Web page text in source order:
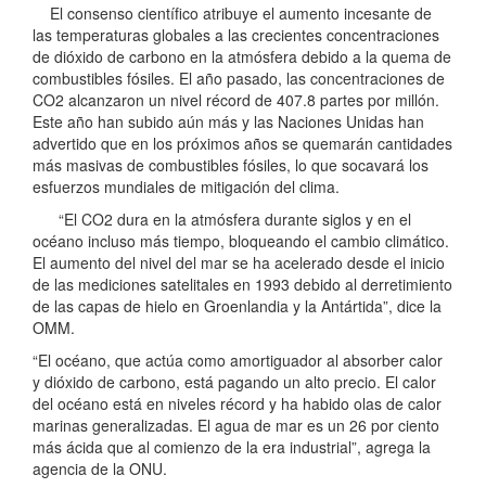
El consenso científico atribuye el aumento incesante de
las temperaturas globales a las crecientes concentraciones
de dióxido de carbono en la atmósfera debido a la quema de
combustibles fósiles. El año pasado, las concentraciones de
CO2 alcanzaron un nivel récord de 407.8 partes por millón.
Este año han subido aún más y las Naciones Unidas han
advertido que en los próximos años se quemarán cantidades
más masivas de combustibles fósiles, lo que socavará los
esfuerzos mundiales de mitigación del clima.
“El CO2 dura en la atmósfera durante siglos y en el
océano incluso más tiempo, bloqueando el cambio climático.
El aumento del nivel del mar se ha acelerado desde el inicio
de las mediciones satelitales en 1993 debido al derretimiento
de las capas de hielo en Groenlandia y la Antártida”, dice la
OMM.
“El océano, que actúa como amortiguador al absorber calor
y dióxido de carbono, está pagando un alto precio. El calor
del océano está en niveles récord y ha habido olas de calor
marinas generalizadas. El agua de mar es un 26 por ciento
más ácida que al comienzo de la era industrial”, agrega la
agencia de la ONU.